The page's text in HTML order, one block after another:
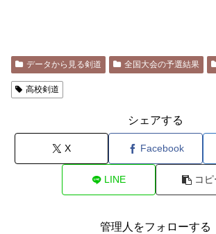
データから見る剣道 全国大会の予選結果
高校剣道
シェアする
X Facebook
LINE コピ
管理人をフォローする